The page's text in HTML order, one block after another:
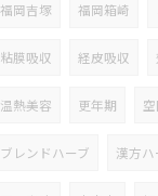
福岡吉塚 福岡箱崎
粘膜吸収 経皮吸収
温熱美容 更年期
ブレンドハーブ 漢方ハ